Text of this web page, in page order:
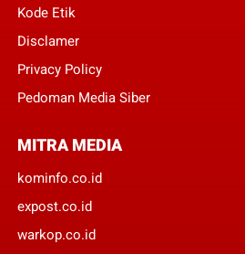
Kode Etik
Disclamer
Privacy Policy
Pedoman Media Siber
MITRA MEDIA
kominfo.co.id
expost.co.id
warkop.co.id